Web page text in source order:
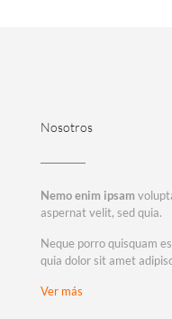
Nosotros
Nemo enim ipsam
aspernat velit, sed quia.
Neque porro quisquam
quia dolor sit amet
Ver más